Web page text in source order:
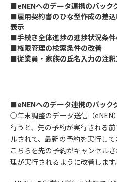
■eNENへのデータ連携のバック
■雇用契約書のひな型作成の差
表示
■手続き全体進捗の進捗状況条
■権限管理の検索条件の改善
■従業員・家族の氏名入力の注
■eNENへのデータ連携のバック
○年末調整のデータ送信（eNEN
行うと、先の予約が実行される
ルされて、最新の予約を実行して
こちらを先の予約がキャンセル
理が実行されるように改善します